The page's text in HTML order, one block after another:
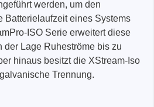
werden, um den
Batterielaufzeit eines Systems
ISO Serie erweitert diese
der Lage Ruheströme bis zu
hinaus besitzt die XStream-Iso
Trennung.